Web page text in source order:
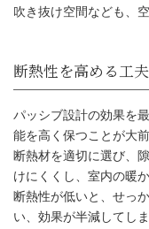
吹き抜け空間なども、
パッシブ設計の効果を
能を高く保つことが大
断熱材を適切に選び、
けにくくし、室内の暖
断熱性が低いと、せっ
い、効果が半減してし